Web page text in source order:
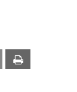
Email